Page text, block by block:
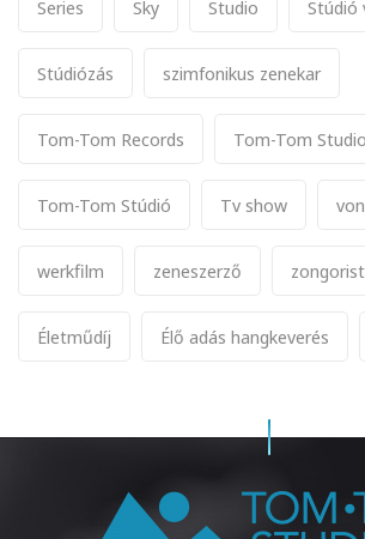
Series Sky Studio Stúdió
Stúdiózás szimfonikus zenekar
Tom-Tom Records Tom-Tom Studio
Tom-Tom Stúdió Tv show
werkfilm zeneszerző
Életműdíj Élő adás hangkeverés